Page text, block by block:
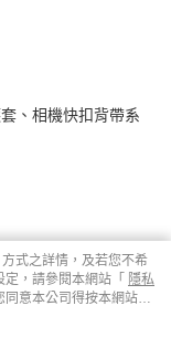
、相機快扣背帶系
式之詳情，及若您不希
，請參閱本網站「 隱私
意本公司得按本網站使